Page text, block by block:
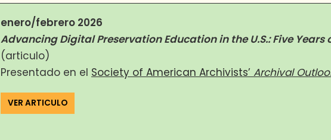
enero/febrero 2026
Advancing Digital Preservation Education in the U.S.: Five Years
(articulo)
Presentado en el Society of American Archivists’ Archival
VER ARTICULO